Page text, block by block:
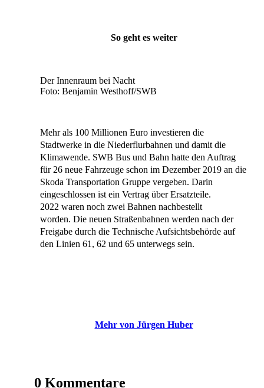
So geht es weiter
Der Innenraum bei Nacht
Foto: Benjamin Westhoff/SWB
Mehr als 100 Millionen Euro investieren die
Stadtwerke in die Niederflurbahnen und damit die
Klimawende. SWB Bus und Bahn hatte den Auftrag
für 26 neue Fahrzeuge schon im Dezember 2019 an die
Skoda Transportation Gruppe vergeben. Darin
eingeschlossen ist ein Vertrag über Ersatzteile.
2022 waren noch zwei Bahnen nachbestellt
worden. Die neuen Straßenbahnen werden nach der
Freigabe durch die Technische Aufsichtsbehörde auf
den Linien 61, 62 und 65 unterwegs sein.
Mehr von Jürgen Huber
0 Kommentare